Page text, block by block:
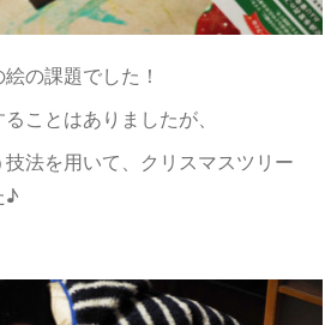
の課題でした！
ことはありましたが、
技法を用いて、クリスマスツリー
♪